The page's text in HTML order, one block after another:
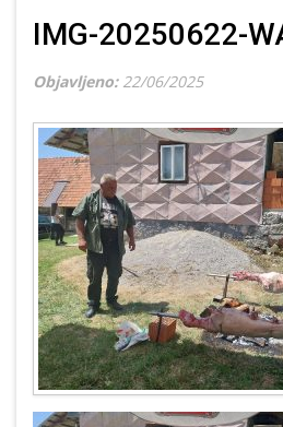
IMG-20250622-
Objavljeno: 22/06/2025